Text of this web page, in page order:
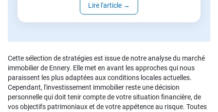
Lire l'article →
Cette sélection de stratégies est issue de notre analyse du marché
immobilier de Ennery. Elle met en avant les approches qui nous
paraissent les plus adaptées aux conditions locales actuelles.
Cependant, l'investissement immobilier reste une décision
personnelle qui doit tenir compte de votre situation financière, de
vos objectifs patrimoniaux et de votre appétence au risque. Toutes